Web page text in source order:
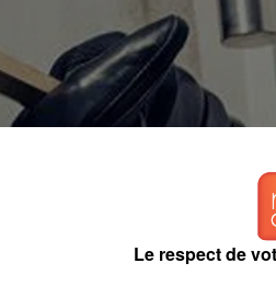
Le respect de